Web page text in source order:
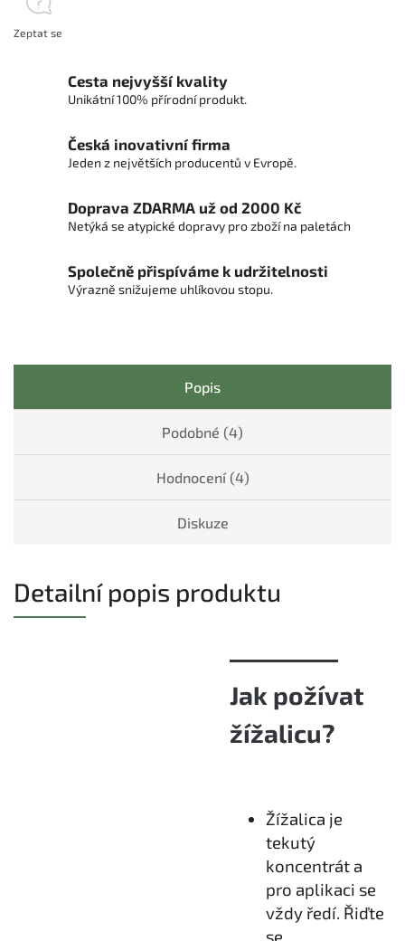
Zeptat se
Cesta nejvyšší kvality
Unikátní 100% přírodní produkt.
Česká inovativní firma
Jeden z největších producentů v Evropě.
Doprava ZDARMA už od 2000 Kč
Netýká se atypické dopravy pro zboží na paletách
Společně přispíváme k udržitelnosti
Výrazně snižujeme uhlíkovou stopu.
Popis
Podobné (4)
Hodnocení (4)
Diskuze
Detailní popis produktu
Jak požívat
žížalicu?
Žížalica je
tekutý
koncentrát a
pro aplikaci se
vždy ředí. Řiďte
se